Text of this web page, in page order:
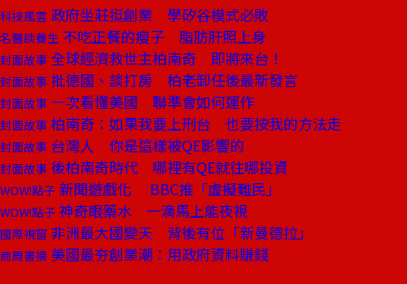
科技風雲 政府坐莊挺創業 學矽谷模式必敗
名醫談養生 不吃正餐的瘦子 脂肪肝照上身
封面故事 全球經濟救世主柏南奇 即將來台！
封面故事 批德國、談打房 柏老卸任後最新發言
封面故事 一次看懂美國 聯準會如何運作
封面故事 柏南奇：如果我要上刑台 也要按我的方法走
封面故事 台灣人 你是這樣被QE影響的
封面故事 後柏南奇時代 哪裡有QE就往哪投資
WOW!點子 新聞遊戲化 BBC推「虛擬難民」
WOW!點子 神奇眼藥水 一滴馬上能夜視
國際視窗 非洲最大國變天 背後有位「新曼德拉」
商周書摘 美國最夯創業潮：用政府資料賺錢